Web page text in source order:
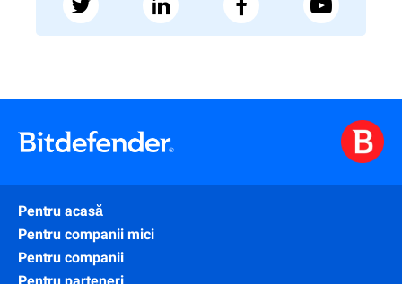
Pentru acasă
Pentru companii mici
Pentru companii